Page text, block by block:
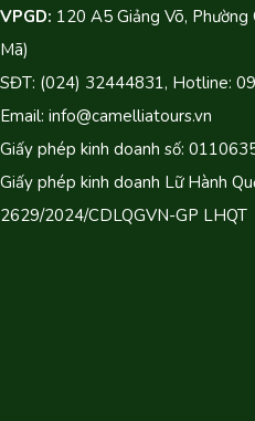
VPGD: 120 A5 Giảng Võ,
Mã)
SĐT: (024) 32444831, Hotline:
Email: info@camelliatours.vn
Giấy phép kinh doanh số:
Giấy phép kinh doanh Lữ Hành
2629/2024/CDLQGVN-GP LHQT